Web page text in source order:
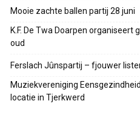
Mooie zachte ballen partij 28 juni
K.F. De Twa Doarpen
oud
Ferslach Jûnspartij – fjouwer
Muziekvereniging
locatie in Tjerkwerd